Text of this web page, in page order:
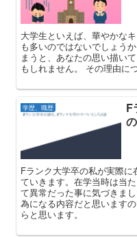
大学生といえば、華やかな
も多いのではないでしょう
まうと、あなたの思い描い
もしれません。 その理由に
学歴、職歴
F
Fランク大学卒の私が実際
ていきます。在学当時は当
て異常だった事に気づきま
為になる内容だと思います
らと思います。